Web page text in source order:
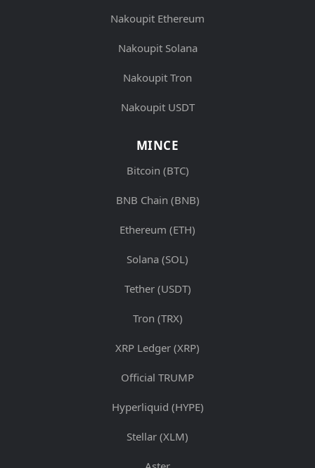
Nakoupit Ethereum
Nakoupit Solana
Nakoupit Tron
Nakoupit USDT
MINCE
Bitcoin (BTC)
BNB Chain (BNB)
Ethereum (ETH)
Solana (SOL)
Tether (USDT)
Tron (TRX)
XRP Ledger (XRP)
Official TRUMP
Hyperliquid (HYPE)
Stellar (XLM)